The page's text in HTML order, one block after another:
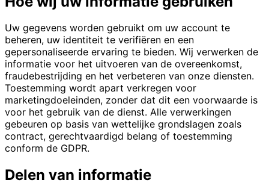
Uw gegevens worden gebruikt om uw account te
beheren, uw identiteit te verifiëren en een
gepersonaliseerde ervaring te bieden. Wij verwerken de
informatie voor het uitvoeren van de overeenkomst,
fraudebestrijding en het verbeteren van onze diensten.
Toestemming wordt apart verkregen voor
marketingdoeleinden, zonder dat dit een voorwaarde is
voor het gebruik van de dienst. Alle verwerkingen
gebeuren op basis van wettelijke grondslagen zoals
contract, gerechtvaardigd belang of toestemming
conform de GDPR.
Delen van informatie